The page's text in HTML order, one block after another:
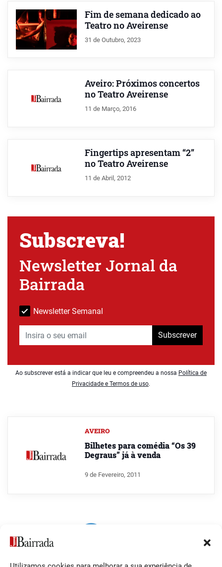
Fim de semana dedicado ao
Teatro no Aveirense
31 de Outubro, 2023
Aveiro: Próximos concertos
no Teatro Aveirense
11 de Março, 2016
Fingertips apresentam “2”
no Teatro Aveirense
11 de Abril, 2012
Subscreva!
Newsletter Jornal da
Bairrada
Newsletter Semanal
Subscrever
Ao subscrever está a indicar que leu e compreendeu a nossa Política de
Privacidade e Termos de uso.
AVEIRO
Bilhetes para comédia “Os 39
Degraus” já à venda
9 de Fevereiro, 2011